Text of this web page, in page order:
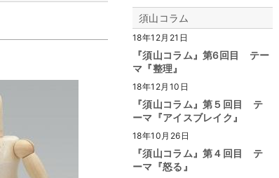
須山コラム
18年12月21日
『須山コラム』第6回目 テー
マ『整理』
18年12月10日
『須山コラム』第５回目 テ
ーマ『アイスブレイク』
18年10月26日
『須山コラム』第４回目 テ
ーマ『怒る』